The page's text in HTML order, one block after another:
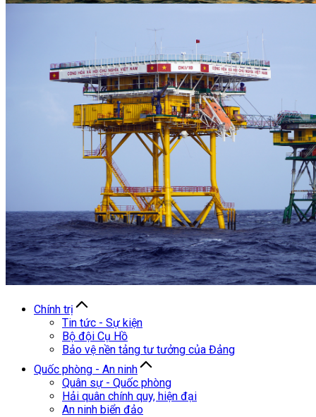
Chính trị
Tin tức - Sự kiện
Bộ đội Cụ Hồ
Bảo vệ nền tảng tư tưởng của Đảng
Quốc phòng - An ninh
Quân sự - Quốc phòng
Hải quân chính quy, hiện đại
An ninh biển đảo